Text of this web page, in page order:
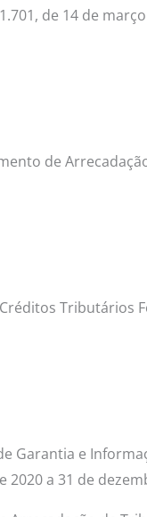
de 14 de
de
Tributários
Garantia e
2020 a 31 de